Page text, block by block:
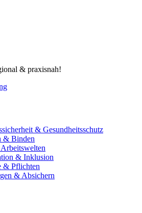
& praxisnah!
& Gesundheitsschutz
& Binden
& Inklusion
& Pflichten
& Absichern